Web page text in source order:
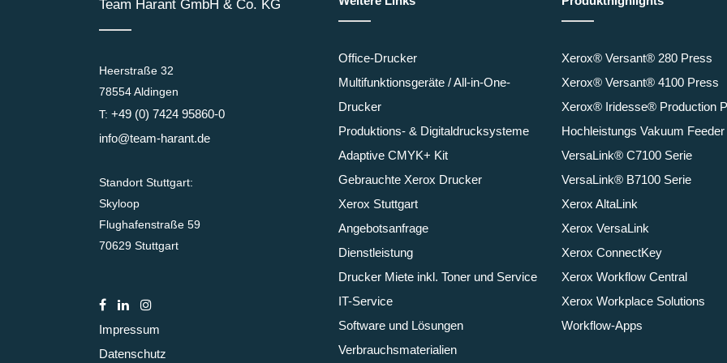
Team Harant GmbH & Co. KG
Heerstraße 32
78554 Aldingen
T: +49 (0) 7424 95860-0
info@team-harant.de
Standort Stuttgart:
Skyloop
Flughafenstraße 59
70629 Stuttgart
Impressum
Datenschutz
Office-Drucker
Multifunktionsgeräte / All-in-One-
Drucker
Produktions- & Digitaldrucksysteme
Adaptive CMYK+ Kit
Gebrauchte Xerox Drucker
Xerox Stuttgart
Angebotsanfrage
Dienstleistung
Drucker Miete inkl. Toner und Service
IT-Service
Software und Lösungen
Verbrauchsmaterialien
Xerox® Versant® 280 Press
Xerox® Versant® 4100 Press
Xerox® Iridesse® Production
Hochleistungs Vakuum Feeder
VersaLink® C7100 Serie
VersaLink® B7100 Serie
Xerox AltaLink
Xerox VersaLink
Xerox ConnectKey
Xerox Workflow Central
Xerox Workplace Solutions
Workflow-Apps